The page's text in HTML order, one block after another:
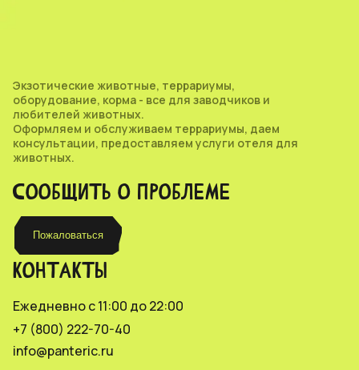
Экзотические животные, террариумы,
оборудование, корма - все для заводчиков и
любителей животных.
Оформляем и обслуживаем террариумы, даем
консультации, предоставляем услуги отеля для
животных.
СООБЩИТЬ О ПРОБЛЕМЕ
Пожаловаться
КОНТАКТЫ
Ежедневно с 11:00 до 22:00
+7 (800) 222-70-40
info@panteric.ru